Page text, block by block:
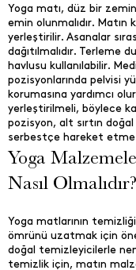
Yoga matı, düz bir
emin olunmalıdır.
yerleştirilir. Asanalar
dağıtılmalıdır. Terleme
havlusu kullanılabilir.
pozisyonlarında pelvisi
korumasına yardımcı
yerleştirilmeli, böylece
pozisyon, alt sırtın
serbestçe hareket
Yoga
Nasıl Olmalıdır?
Yoga matlarının
ömrünü uzatmak için
doğal temizleyicilerle
temizlik için, matın